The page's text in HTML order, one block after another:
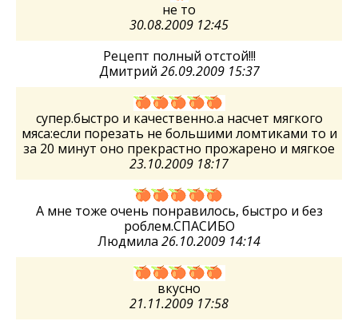
не то
30.08.2009 12:45
Рецепт полный отстой!!!
Дмитрий 26.09.2009 15:37
супер.быстро и качественно.а насчет мягкого
мяса:если порезать не большими ломтиками то и
за 20 минут оно прекрастно прожарено и мягкое
23.10.2009 18:17
А мне тоже очень понравилось, быстро и без
роблем.СПАСИБО
Людмила 26.10.2009 14:14
вкусно
21.11.2009 17:58